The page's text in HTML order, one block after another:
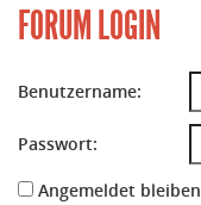
FORUM LOGIN
Benutzername:
Passwort:
Angemeldet bleiben